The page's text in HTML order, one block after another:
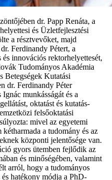
dr. Papp Renáta, a
és Üzletfejlesztési
a résztvevőket, majd
Ferdinandy Pétert, a
innovációs rektorhelyettesét,
Tudományos Akadémia
Kutatási
dr. Ferdinandy Péter
munkásságát és a
oktatást és kutatás-
felsőoktatási
mivel az egyetemi
a tudomány és az
központi jelentősége van.
gyors ütemben fejlődik az
és minőségében, valamint
arról, hogy a tudományos
hatékony módja a PhD-